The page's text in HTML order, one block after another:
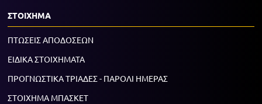
ΣΤΟΙΧΗΜΑ
ΠΤΩΣΕΙΣ ΑΠΟΔΟΣΕΩΝ
ΕΙΔΙΚΑ ΣΤΟΙΧΗΜΑΤΑ
ΠΡΟΓΝΩΣΤΙΚΑ ΤΡΙΑΔΕΣ - ΠΑΡΟΛΙ ΗΜΕΡΑΣ
ΣΤΟΙΧΗΜΑ ΜΠΑΣΚΕΤ